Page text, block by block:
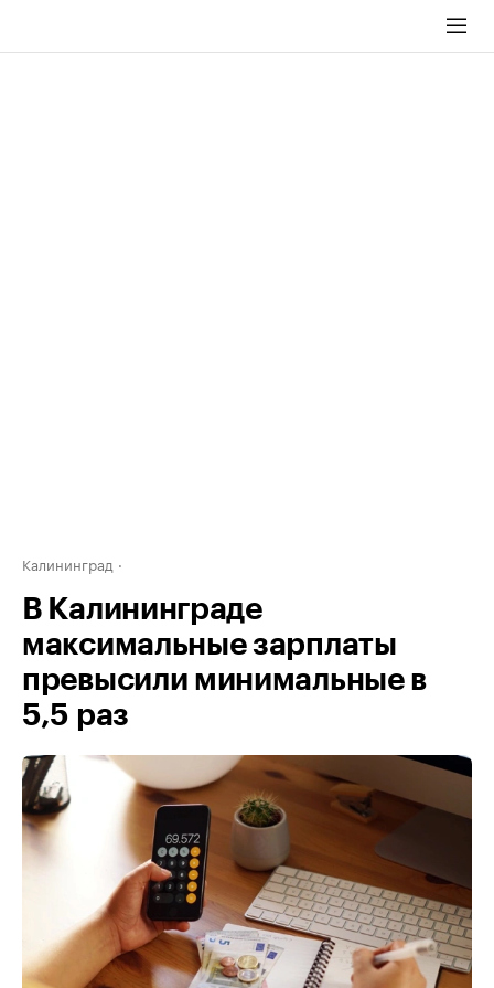
Калининград
В Калининграде
максимальные зарплаты
превысили минимальные в
5,5 раз